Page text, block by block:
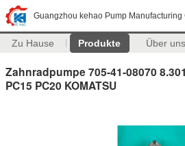
Guangzhou kehao Pump Manufacturing
Zu Hause Produkte Über uns
Zahnradpumpe 705-41-08070
PC15 PC20 KOMATSU